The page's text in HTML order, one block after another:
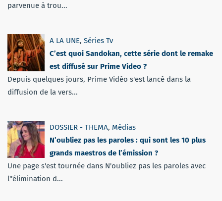
parvenue à trou...
A LA UNE, Séries Tv
C’est quoi Sandokan, cette série dont le remake
est diffusé sur Prime Video ?
Depuis quelques jours, Prime Vidéo s'est lancé dans la
diffusion de la vers...
DOSSIER - THEMA, Médias
N’oubliez pas les paroles : qui sont les 10 plus
grands maestros de l’émission ?
Une page s'est tournée dans N'oubliez pas les paroles avec
l''élimination d...